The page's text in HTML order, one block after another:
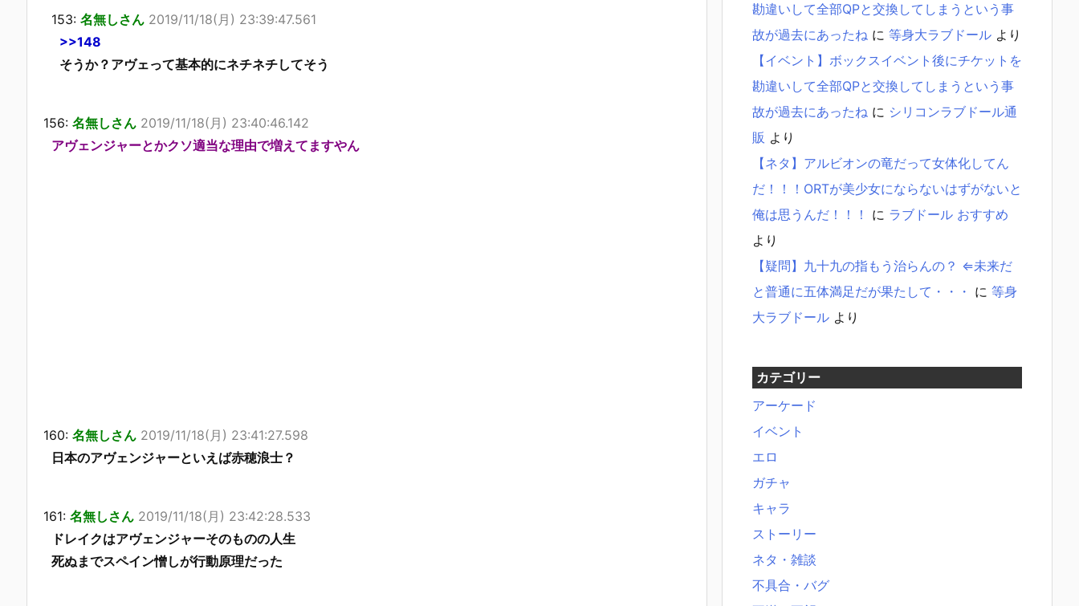
153: 名無しさん 2019/11/18(月) 23:39:47.561
>>148
そうか？アヴェって基本的にネチネチしてそう
156: 名無しさん 2019/11/18(月) 23:40:46.142
アヴェンジャーとかクソ適当な理由で増えてますやん
160: 名無しさん 2019/11/18(月) 23:41:27.598
日本のアヴェンジャーといえば赤穂浪士？
161: 名無しさん 2019/11/18(月) 23:42:28.533
ドレイクはアヴェンジャーそのものの人生
死ぬまでスペイン憎しが行動原理だった
勘違いして全部QPと交換してしまうという事
故が過去にあったね に 等身大ラブドール より
【イベント】ボックスイベント後にチケットを
勘違いして全部QPと交換してしまうという事
故が過去にあったね に シリコンラブドール通
販 より
【ネタ】アルビオンの竜だって女体化してん
だ！！！ORTが美少女にならないはずがないと
俺は思うんだ！！！
に ラブドール おすすめ
より
【疑問】九十九の指もう治らんの？ ⇐未来だ
と普通に五体満足だが果たして・・・ に 等身
大ラブドール より
カテゴリー
アーケード
イベント
エロ
ガチャ
キャラ
ストーリー
ネタ・雑談
不具合・バグ